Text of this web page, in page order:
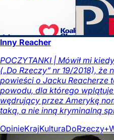
Inny Reacher
POCZYTANKI | Mówił mi
(„Do Rzeczy” nr 19/2018),
powieści o Jacku Reacherze
powodu, dla którego
wędrujący przez Amerykę
taką, a nie inną kryminalną
OpinieKrajKulturaDoRzeczy+